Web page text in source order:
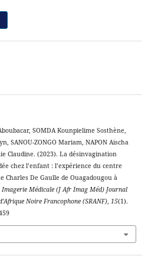
SOMDA Kounpielime Sosthène,
SANOU-ZONGO Mariam, NAPON Aïscha
Claudine. (2023). La désinvagination
chez l’enfant : l’expérience du centre
De Gaulle de Ouagadougou à
Médicale (J Afr Imag Méd) Journal
Noire Francophone (SRANF), 15(1).